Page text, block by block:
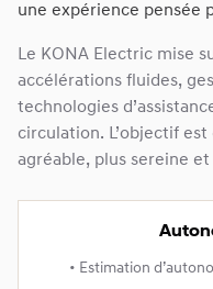
une expérience pensée
Le KONA Electric mise
accélérations fluides,
technologies
circulation. L’objectif
agréable, plus sereine
• Estimation